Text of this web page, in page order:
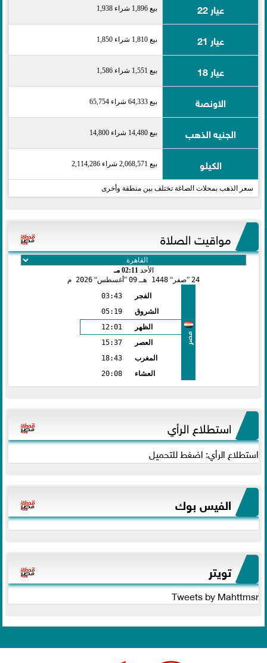
عيار 22 بيع 1,896 شراء 1,938
عيار 21 بيع 1,810 شراء 1,850
عيار 18 بيع 1,551 شراء 1,586
الاونصة بيع 64,333 شراء 65,754
الجنيه الذهب بيع 14,480 شراء 14,800
الكيلو بيع 2,068,571 شراء 2,114,286
سعر الذهب بمحلات الصاغة تختلف بين منطقة وأخرى
مواقيت الصلاة
الأحد02:11 مـ
24 صفر 1448 هـ 09 أغسطس 2026 م
مصر
الفجر
03:43
الشروق
05:19
الظهر
12:01
العصر
15:37
المغرب
18:43
العشاء
20:08
استطلاع الرأي
استطلاع الرأي: اضغط للتحميل
الفيس بوك
تويتر
Tweets by Mahttmsr